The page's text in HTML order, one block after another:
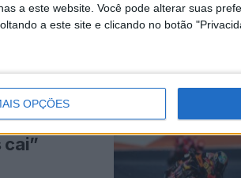
a este website. Você pode alterar suas
a este site e clicando no botão
OPÇÕES
vencendo a
a volta
cai”